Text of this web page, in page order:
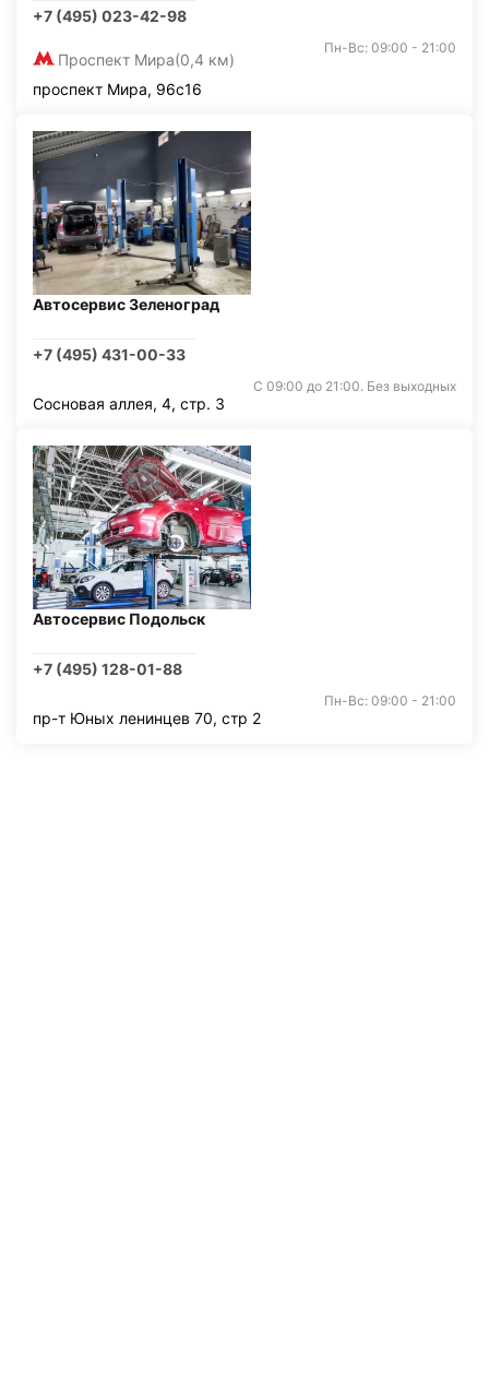
+7 (495) 023-42-98
Проспект Мира(0,4 км)
Пн-Вс: 09:00 - 21:00
проспект Мира, 96с16
Автосервис Зеленоград
+7 (495) 431-00-33
С 09:00 до 21:00. Без выходных
Сосновая аллея, 4, стр. 3
Автосервис Подольск
+7 (495) 128-01-88
Пн-Вс: 09:00 - 21:00
пр-т Юных ленинцев 70, стр 2